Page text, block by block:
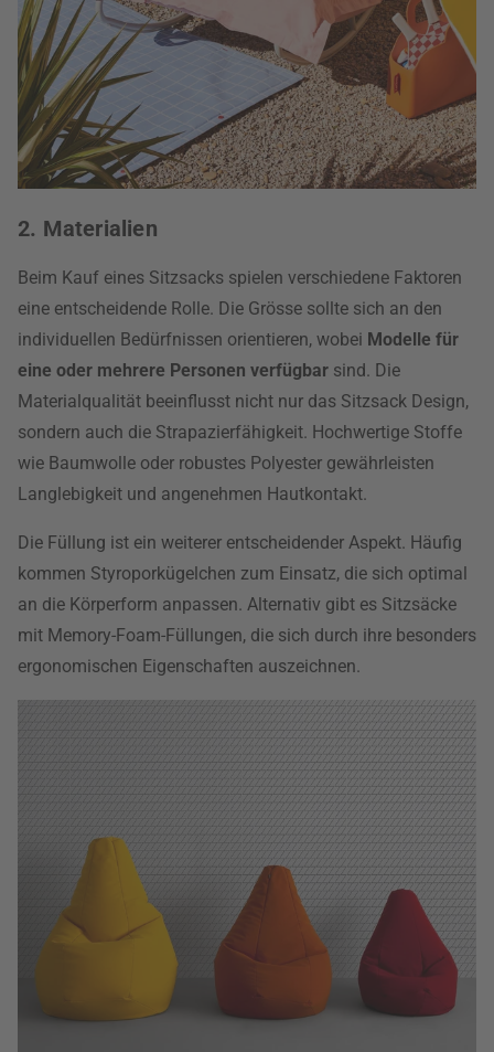
2. Materialien
Beim Kauf eines Sitzsacks spielen verschiedene Faktoren
eine entscheidende Rolle. Die Grösse sollte sich an den
individuellen Bedürfnissen orientieren, wobei Modelle für
eine oder mehrere Personen verfügbar sind. Die
Materialqualität beeinflusst nicht nur das Sitzsack Design,
sondern auch die Strapazierfähigkeit. Hochwertige Stoffe
wie Baumwolle oder robustes Polyester gewährleisten
Langlebigkeit und angenehmen Hautkontakt.
Die Füllung ist ein weiterer entscheidender Aspekt. Häufig
kommen Styroporkügelchen zum Einsatz, die sich optimal
an die Körperform anpassen. Alternativ gibt es Sitzsäcke
mit Memory-Foam-Füllungen, die sich durch ihre besonders
ergonomischen Eigenschaften auszeichnen.